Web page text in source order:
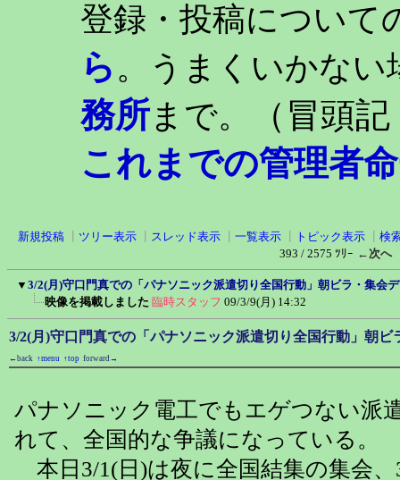
登録・投稿について
ら。うまくいかない
務所まで。 （冒
これまでの管理者
新規投稿 ツリー表示 スレッド表示 一覧表示 トピック表示
検
393 / 2575 ﾂﾘｰ ←次へ
▼ 3/2(月)守口門真での「パナソニック派遣切り全国行動」朝ビラ・集会
映像を掲載しました 臨時スタッフ 09/3/9(月) 14:32
3/2(月)守口門真での「パナソニック派遣切り全国行動」朝ビ
←back ↑menu ↑top forward→
パナソニック電工でもエゲつない派
れて、全国的な争議になっている。
本日3/1(日)は夜に全国結集の集会、